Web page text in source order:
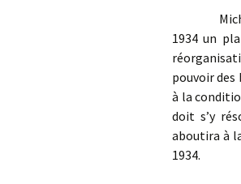
Michelin
1934 un
pouvoir des
à la
doit s’y
aboutira à
1934.